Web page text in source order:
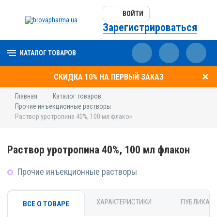
ВОЙТИ
Зарегистрироваться
КАТАЛОГ ТОВАРОВ
СКИДКА 10% НА ПЕРВЫЙ ЗАКАЗ
Главная
Каталог товаров
Прочие инъекционные растворы
Раствор уротропина 40%, 100 мл флакон
Раствор уротропина 40%, 100 мл флакон
Прочие инъекционные растворы
ВСЕ О ТОВАРЕ ХАРАКТЕРИСТИКИ